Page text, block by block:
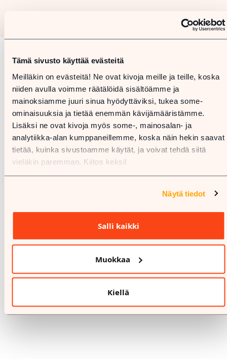
Tämä sivusto käyttää evästeitä
Meilläkin on evästeitä! Ne ovat kivoja meille ja teille, koska
niiden avulla voimme räätälöidä sisältöämme ja
mainoksiamme juuri sinua hyödyttäviksi, tukea some-
ominaisuuksia ja tietää enemmän kävijämääristämme.
Lisäksi ne ovat kivoja myös some-, mainosalan- ja
analytiikka-alan kumppaneillemme, koska näin hekin saavat
tietää, kuinka sivustoamme käytät, ja voivat tehdä siitä
vieläkin paremman. Kiitos keksi!
Näytä tiedot
Salli kaikki
Muokkaa
Kiellä